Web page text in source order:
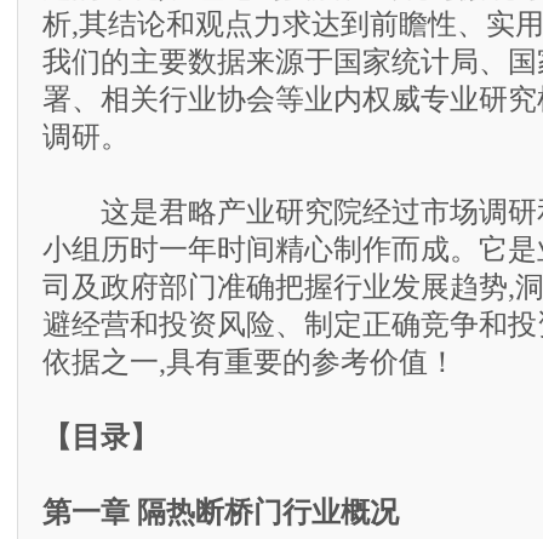
析,其结论和观点力求达到前瞻性、实
我们的主要数据来源于国家统计局、
署、相关行业协会等业内权威专业研
调研。
这是君略产业研究院经过市场调研
小组历时一年时间精心制作而成。它
司及政府部门准确把握行业发展趋势,
避经营和投资风险、制定正确竞争和
依据之一,具有重要的参考价值！
【目录】
第一章 隔热断桥门行业概况